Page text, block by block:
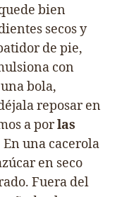
bien
secos y
de pie,
con
bola,
reposar en
a porlas
En una cacerola
en seco
Fuera del